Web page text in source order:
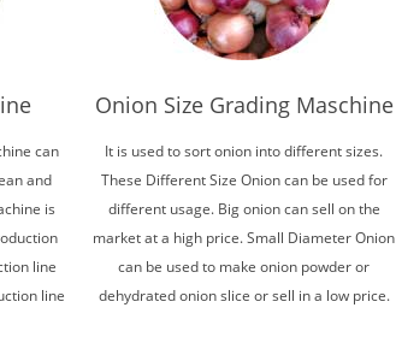
can
and
is
line
line
Onion Size Grading Maschine
It is used to sort onion into different sizes.
These Different Size Onion can be used for
different usage. Big onion can sell on the
market at a high price. Small Diameter Onion
can be used to make onion powder or
dehydrated onion slice or sell in a low price.